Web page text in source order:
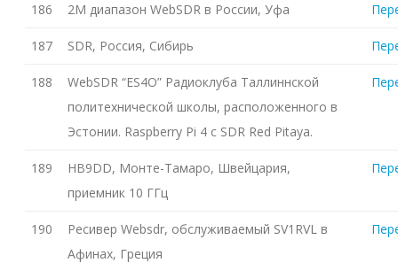
186 2М диапазон WebSDR в России, Уфа
187 SDR, Россия, Сибирь
188
WebSDR “ES4O” Радиоклуба Таллиннской
политехнической школы, расположенного в
Эстонии. Raspberry Pi 4 с SDR Red Pitaya.
189
HB9DD, Монте-Тамаро, Швейцария,
приемник 10 ГГц
190
Ресивер Websdr, обслуживаемый SV1RVL в
Афинах, Греция